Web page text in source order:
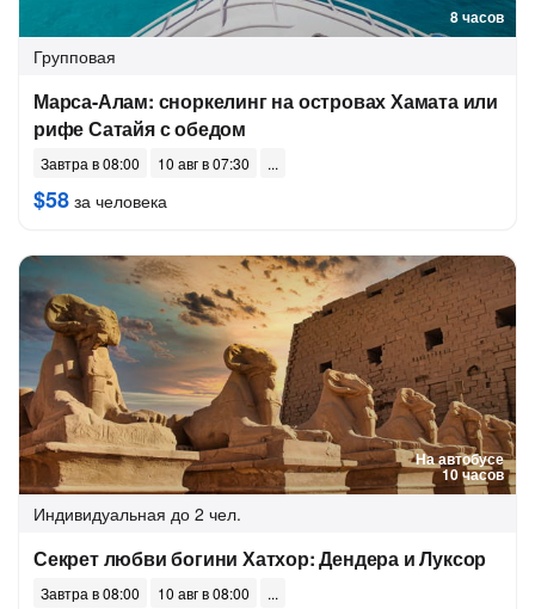
8 часов
Групповая
Марса-Алам: сноркелинг на островах Хамата или
рифе Сатайя с обедом
Завтра в 08:00 10 авг в 07:30
$58 за человека
На автобусе
10 часов
Индивидуальная до 2 чел.
Секрет любви богини Хатхор: Дендера и Луксор
Завтра в 08:00 10 авг в 08:00